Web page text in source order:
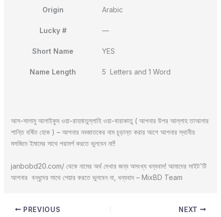
Origin Arabic
Lucky # —
Short Name YES
Name Length 5 Letters and 1 Word
আস-সালামু আলাইকুম ওয়া-রাহমাতুল্লাহি ওয়া-বারাকাতু ( আপনার উপর আল্লাহ তাআলার
শান্তি বর্ষিত হোক ) – আপনার নবজাতকের নাম চূড়ান্ত করার আগে আপনার স্থানীয়
মসজিদে ইমামের সাথে পরামর্শ করতে ভুলবেন না!!
janbobd20.com/ থেকে নামের অর্থ দেখার জন্য অসংখ্য ধন্যবাদ! আমাদের সাইট'টি
আপনার বন্ধুদের সাথে শেয়ার করতে ভুলবেন না, ধন্যবাদ – MixBD Team
PREVIOUS NEXT